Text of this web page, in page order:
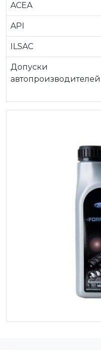
ACEA
API
ILSAC
Допуски
автопроизводителей